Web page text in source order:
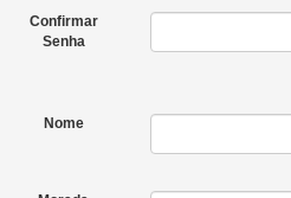
Confirmar
Senha
Nome